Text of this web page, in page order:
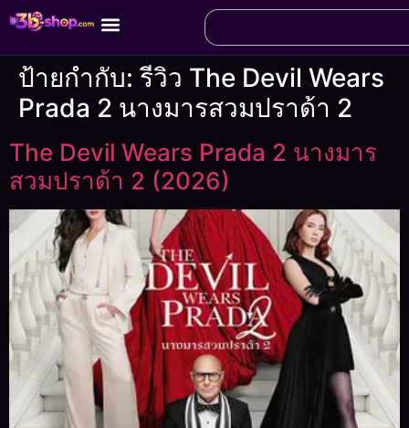
ป้ายกำกับ:รีวิว The Devil Wears
Prada 2 นางมารสวมปราด้า 2
The Devil Wears Prada 2 นางมาร
สวมปราด้า 2 (2026)